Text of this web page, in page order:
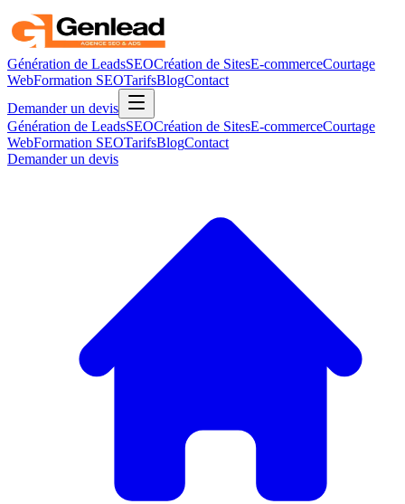
Génération de LeadsSEOCréation de SitesE-commerceCourtage
WebFormation SEOTarifsBlogContact
Demander un devis
Génération de LeadsSEOCréation de SitesE-commerceCourtage
WebFormation SEOTarifsBlogContact
Demander un devis